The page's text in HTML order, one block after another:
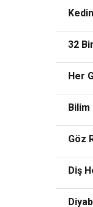
32
Her
Göz
Diş